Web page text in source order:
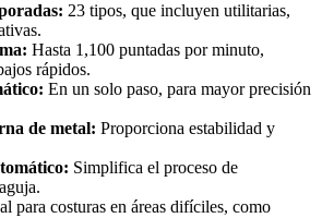
23 tipos, que incluyen utilitarias,
Hasta 1,100 puntadas por minuto,
rápidos.
En un solo paso, para mayor precisión
de metal: Proporciona estabilidad y
Simplifica el proceso de
para costuras en áreas difíciles, como